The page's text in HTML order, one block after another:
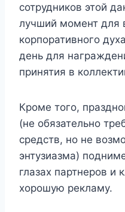
сотрудников этой
лучший момент для
корпоративного
день для
принятия в
Кроме того,
(не обязательно
средств, но не
энтузиазма)
глазах партнеров и
хорошую рекламу.